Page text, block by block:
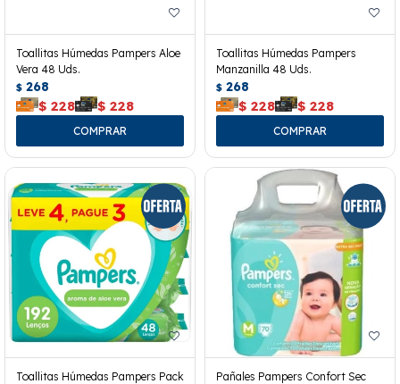
Toallitas Húmedas Pampers Aloe
Vera 48 Uds.
$ 268
$ 228 $ 228
Toallitas Húmedas Pampers
Manzanilla 48 Uds.
$ 268
$ 228 $ 228
Toallitas Húmedas Pampers Pack
Pañales Pampers Confort Sec